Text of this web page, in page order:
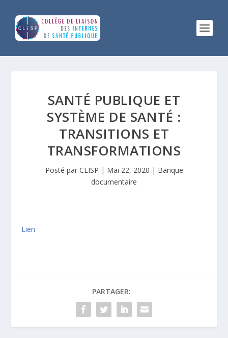
SANTÉ PUBLIQUE ET
SYSTÈME DE SANTÉ :
TRANSITIONS ET
TRANSFORMATIONS
Posté par CLISP | Mai 22, 2020 | Banque
documentaire
Lien
PARTAGER: